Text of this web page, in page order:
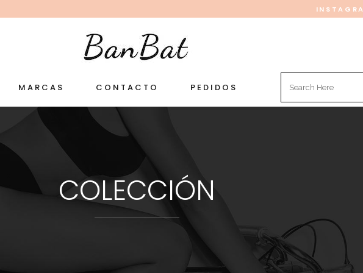
MARCAS CONTACTO PEDIDOS
Search
for:
COLECCIÓN